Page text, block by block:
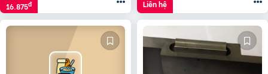
16.875đ Liên hệ